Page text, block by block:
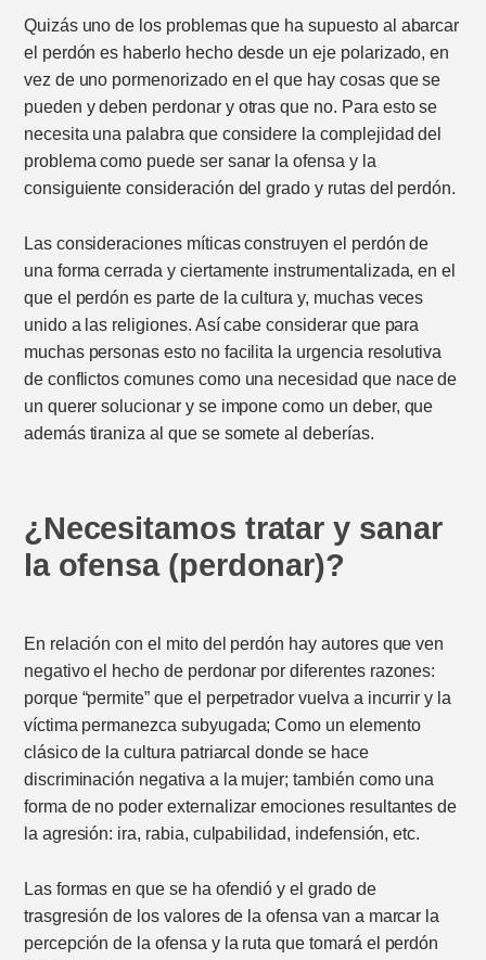
Quizás uno de los problemas que ha supuesto al abarcar
el perdón es haberlo hecho desde un eje polarizado, en
vez de uno pormenorizado en el que hay cosas que se
pueden y deben perdonar y otras que no. Para esto se
necesita una palabra que considere la complejidad del
problema como puede ser sanar la ofensa y la
consiguiente consideración del grado y rutas del perdón.
Las consideraciones míticas construyen el perdón de
una forma cerrada y ciertamente instrumentalizada, en el
que el perdón es parte de la cultura y, muchas veces
unido a las religiones. Así cabe considerar que para
muchas personas esto no facilita la urgencia resolutiva
de conflictos comunes como una necesidad que nace de
un querer solucionar y se impone como un deber, que
además tiraniza al que se somete al deberías.
¿Necesitamos tratar y sanar
la ofensa (perdonar)?
En relación con el mito del perdón hay autores que ven
negativo el hecho de perdonar por diferentes razones:
porque “permite” que el perpetrador vuelva a incurrir y la
víctima permanezca subyugada; Como un elemento
clásico de la cultura patriarcal donde se hace
discriminación negativa a la mujer; también como una
forma de no poder externalizar emociones resultantes de
la agresión: ira, rabia, culpabilidad, indefensión, etc.
Las formas en que se ha ofendió y el grado de
trasgresión de los valores de la ofensa van a marcar la
percepción de la ofensa y la ruta que tomará el perdón